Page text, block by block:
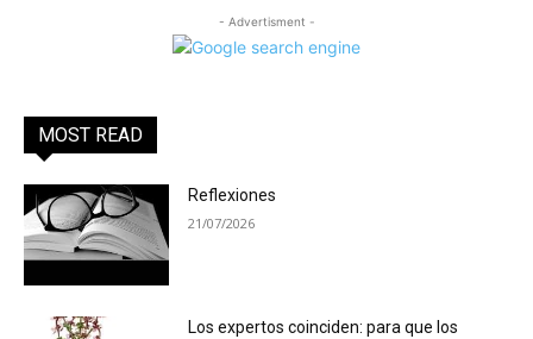
- Advertisment -
MOST READ
Reflexiones
21/07/2026
Los expertos coinciden: para que los